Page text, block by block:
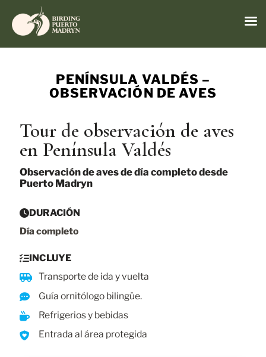
PENÍNSULA VALDÉS –
OBSERVACIÓN DE AVES
Tour de observación de aves
en Península Valdés
Observación de aves de día completo desde
Puerto Madryn
DURACIÓN
Día completo
INCLUYE
Transporte de ida y vuelta
Guía ornitólogo bilingüe.
Refrigerios y bebidas
Entrada al área protegida